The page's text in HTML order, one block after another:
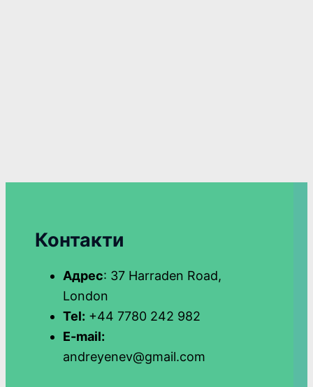
Контакти
Адрес: 37 Harraden Road,
London
Tel: +44 7780 242 982
E-mail:
andreyenev@gmail.com